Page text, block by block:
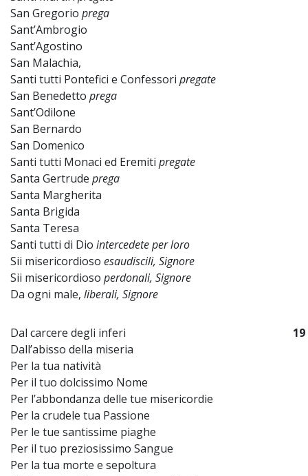
San Gregorio prega
Sant’Ambrogio
Sant’Agostino
San Malachia,
Santi tutti Pontefici e Confessori pregate
San Benedetto prega
Sant’Odilone
San Bernardo
San Domenico
Santi tutti Monaci ed Eremiti pregate
Santa Gertrude prega
Santa Margherita
Santa Brigida
Santa Teresa
Santi tutti di Dio intercedete per loro
Sii misericordioso esaudiscili, Signore
Sii misericordioso perdonali, Signore
Da ogni male, liberali, Signore
Dal carcere degli inferi
Dall’abisso della miseria
Per la tua natività
Per il tuo dolcissimo Nome
Per l’abbondanza delle tue misericordie
Per la crudele tua Passione
Per le tue santissime piaghe
Per il tuo preziosissimo Sangue
Per la tua morte e sepoltura
19